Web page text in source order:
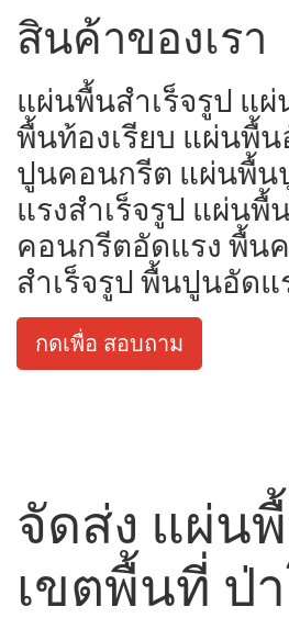
สินค้าของเรา
แผ่นพื้นสำเร็จรูป แ
พื้นท้องเรียบ แผ่นพื้
ปูนคอนกรีต แผ่นพื้น
แรงสำเร็จรูป แผ่นพื้
คอนกรีตอัดแรง พื้น
สำเร็จรูป พื้นปูนอัดแ
กดเพื่อ สอบถาม
จัดส่ง แผ่น
เขตพื้นที่ ป่